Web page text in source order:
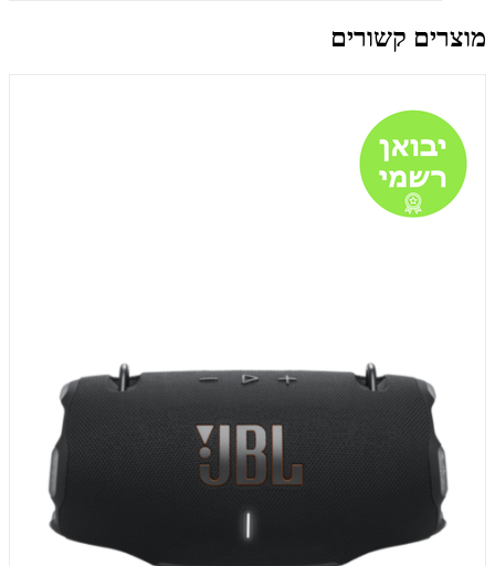
מוצרים קשורים